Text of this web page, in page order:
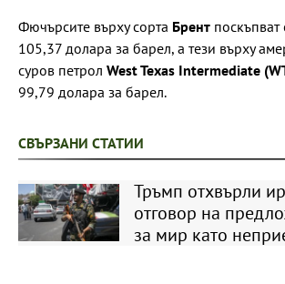
Фючърсите върху сорта Брент
105,37 долара за барел, а тези върху
суров петрол West Texas Intermediate
99,79 долара за барел.
СВЪРЗАНИ СТАТИИ
Тръмп отхвърли
отговор на
за мир като